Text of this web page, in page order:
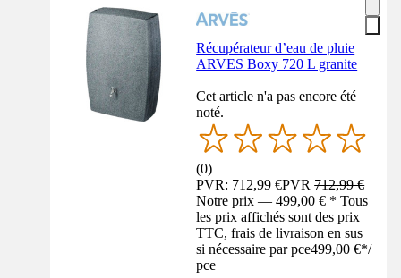
Récupérateur d’eau de pluie
ARVES Boxy 720 L granite
Cet article n'a pas encore été
noté.
(0)
PVR: 712,99 €PVR712,99 €
Notre prix — 499,00 € * Tous
les prix affichés sont des prix
TTC, frais de livraison en sus
si nécessaire par pce499,00 €*/
pce